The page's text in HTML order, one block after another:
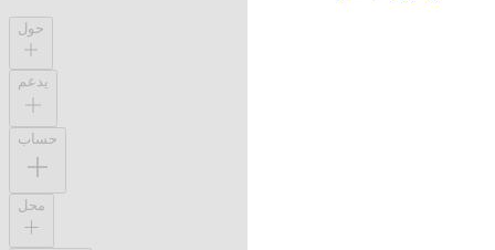
حول
يدعم
حساب
محل